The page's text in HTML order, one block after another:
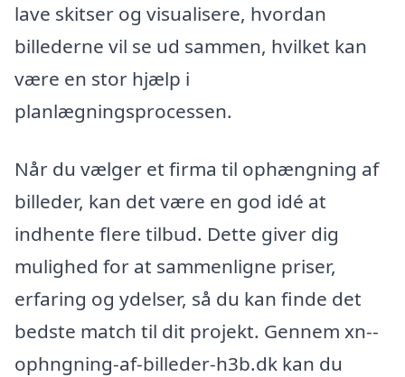
lave skitser og visualisere, hvordan
billederne vil se ud sammen, hvilket kan
være en stor hjælp i
planlægningsprocessen.
Når du vælger et firma til ophængning af
billeder, kan det være en god idé at
indhente flere tilbud. Dette giver dig
mulighed for at sammenligne priser,
erfaring og ydelser, så du kan finde det
bedste match til dit projekt. Gennem xn--
ophngning-af-billeder-h3b.dk kan du